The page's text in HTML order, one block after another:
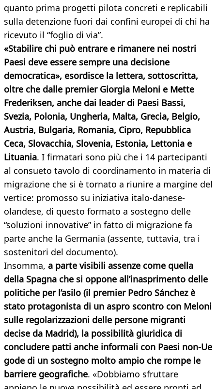
quanto prima progetti pilota concreti e replicabili
sulla detenzione fuori dai confini europei di chi ha
ricevuto il “foglio di via”.
«Stabilire chi può entrare e rimanere nei nostri
Paesi deve essere sempre una decisione
democratica», esordisce la lettera, sottoscritta,
oltre che dalle premier Giorgia Meloni e Mette
Frederiksen, anche dai leader di Paesi Bassi,
Svezia, Polonia, Ungheria, Malta, Grecia, Belgio,
Austria, Bulgaria, Romania, Cipro, Repubblica
Ceca, Slovacchia, Slovenia, Estonia, Lettonia e
Lituania. I firmatari sono più che i 14 partecipanti
al consueto tavolo di coordinamento in materia di
migrazione che si è tornato a riunire a margine del
vertice: promosso su iniziativa italo-danese-
olandese, di questo formato a sostegno delle
“soluzioni innovative” in fatto di migrazione fa
parte anche la Germania (assente, tuttavia, tra i
sostenitori del documento).
Insomma, a parte visibili assenze come quella
della Spagna che si oppone all’inasprimento delle
politiche per l’asilo (il premier Pedro Sánchez è
stato protagonista di un aspro scontro con Meloni
sulle regolarizzazioni delle persone migranti
decise da Madrid), la possibilità giuridica di
concludere patti anche informali con Paesi non-Ue
gode di un sostegno molto ampio che rompe le
barriere geografiche. «Dobbiamo sfruttare